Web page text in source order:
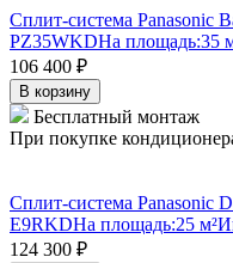
Сплит-система Panasonic
PZ35WKDНа площадь:35
106 400 ₽
В корзину
Бесплатный монтаж
При покупке
Сплит-система Panasonic
E9RKDНа площадь:25 м²
124 300 ₽